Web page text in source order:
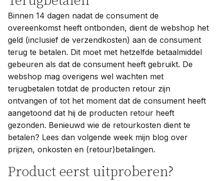
Binnen 14 dagen nadat de consument de
overeenkomst heeft ontbonden, dient de webshop het
geld (inclusief de verzendkosten) aan de consument
terug te betalen. Dit moet met hetzelfde betaalmiddel
gebeuren als dat de consument heeft gebruikt. De
webshop mag overigens wel wachten met
terugbetalen totdat de producten retour zijn
ontvangen of tot het moment dat de consument heeft
aangetoond dat hij de producten retour heeft
gezonden. Benieuwd wie de retourkosten dient te
betalen? Lees dan volgende week mijn blog over
prijzen, onkosten en (retour)betalingen.
Product eerst uitproberen?